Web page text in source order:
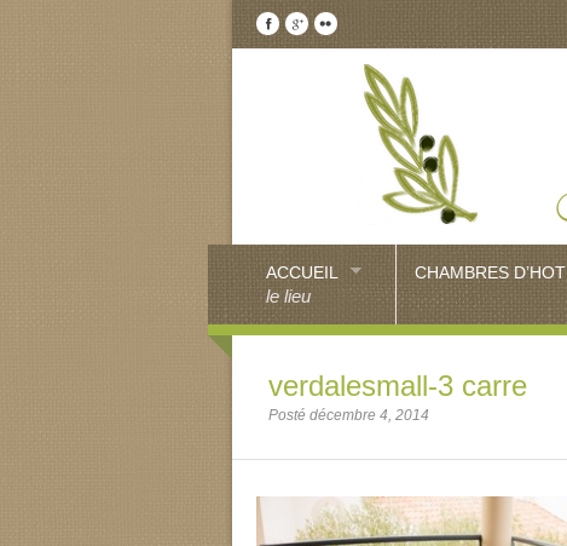
ACCUEIL
le lieu
CHAMBRES
verdalesmall-3 carre
Posté décembre 4, 2014